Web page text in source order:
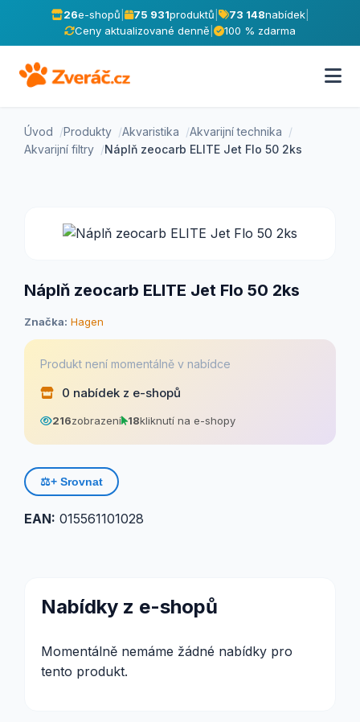
26e-shopů 75 931produktů 73 148nabídek|
Ceny aktualizované denně
100 % zdarma
Úvod Produkty Akvaristika
Akvarijní technika
Akvarijní filtry
Náplň zeocarb ELITE Jet Flo 50 2ks
Náplň zeocarb ELITE Jet Flo 50 2ks
Značka: Hagen
Produkt není momentálně v nabídce
0 nabídek z e-shopů
216zobrazení 18kliknutí na e-shopy
⚖️+ Srovnat
EAN: 015561101028
Nabídky z e-shopů
Momentálně nemáme žádné nabídky pro
tento produkt.